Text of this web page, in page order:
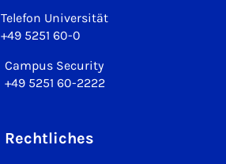
Telefon Universität
+49 5251 60-0
Campus Security
+49 5251 60-2222
Rechtliches